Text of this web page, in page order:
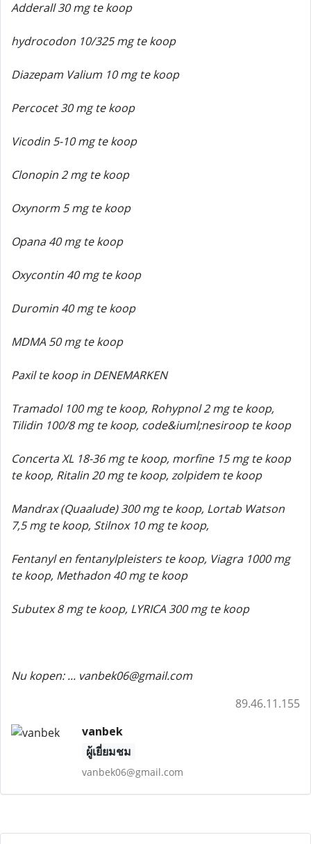
Adderall 30 mg te koop
hydrocodon 10/325 mg te koop
Diazepam Valium 10 mg te koop
Percocet 30 mg te koop
Vicodin 5-10 mg te koop
Clonopin 2 mg te koop
Oxynorm 5 mg te koop
Opana 40 mg te koop
Oxycontin 40 mg te koop
Duromin 40 mg te koop
MDMA 50 mg te koop
Paxil te koop in DENEMARKEN
Tramadol 100 mg te koop, Rohypnol 2 mg te koop,
Tilidin 100/8 mg te koop, code&iuml;nesiroop te koop
Concerta XL 18-36 mg te koop, morfine 15 mg te koop
te koop, Ritalin 20 mg te koop, zolpidem te koop
Mandrax (Quaalude) 300 mg te koop, Lortab Watson
7,5 mg te koop, Stilnox 10 mg te koop,
Fentanyl en fentanylpleisters te koop, Viagra 1000 mg
te koop, Methadon 40 mg te koop
Subutex 8 mg te koop, LYRICA 300 mg te koop
Nu kopen: ... vanbek06@gmail.com
89.46.11.155
vanbek
ผู้เยี่ยมชม
vanbek06@gmail.com